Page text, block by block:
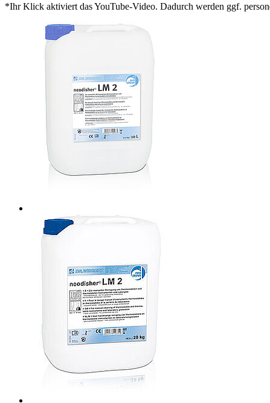
*Ihr Klick aktiviert das YouTube-Video. Dadurch werden ggf.